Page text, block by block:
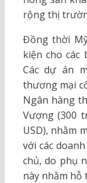
rộng thị
Đồng thời
kiện cho các
Các dự án
thương mại
Ngân hàng
Vượng (300
USD), nhằm
với các
chủ, do phụ
này nhằm